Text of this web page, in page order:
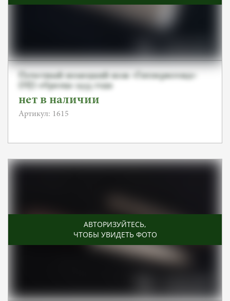
Почетный немецкий нож «Гитлерюгенд»
(HJ) образца 1933 года
нет в наличии
Артикул: 1615
АВТОРИЗУЙТЕСЬ,
ЧТОБЫ УВИДЕТЬ ФОТО